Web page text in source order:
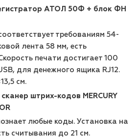
АТОЛ 50Ф + блок ФН
требованиям 54-
лента 58 мм, есть
печати достигает 100
для денежного ящика RJ12.
см.
штрих-кодов MERCURY
любые коды. Установка на
считывания до 21 см.